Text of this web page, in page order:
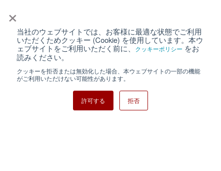
×
当社のウェブサイトでは、お客様に最適な状態でご利用
いただくためクッキー (Cookie) を使用しています。本ウ
ェブサイトをご利用いただく前に、
クッキーポリシー をお
読みください。
クッキーを拒否または無効化した場合、本ウェブサイトの一部の機能
がご利用いただけない可能性があります。
許可する 拒否
個人情報保護について ウェブサイト利用規約
クッキーポリシー
日清紡ホールディングス
Copyright ⓒ Nisshinbo Micro Devices Inc. All Rights Reserved.